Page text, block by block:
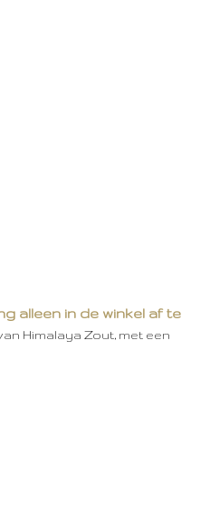
alleen in de winkel af te
Himalaya Zout, met een